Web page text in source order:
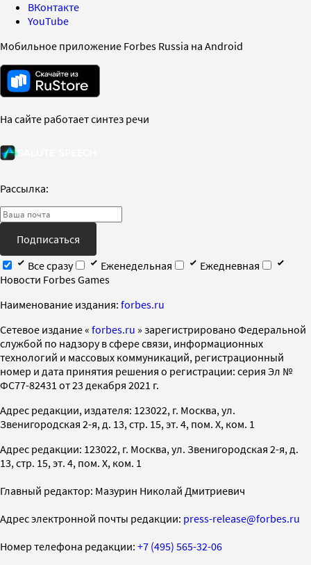
ВКонтакте
YouTube
Мобильное приложение Forbes Russia на Android
На сайте работает синтез речи
Рассылка:
Подписаться
Все сразу
Еженедельная
Ежедневная
Новости Forbes Games
Наименование издания: forbes.ru
Cетевое издание « forbes.ru » зарегистрировано Федеральной
службой по надзору в сфере связи, информационных
технологий и массовых коммуникаций, регистрационный
номер и дата принятия решения о регистрации: серия Эл №
ФС77-82431 от 23 декабря 2021 г.
Адрес редакции, издателя: 123022, г. Москва, ул.
Звенигородская 2-я, д. 13, стр. 15, эт. 4, пом. X, ком. 1
Адрес редакции: 123022, г. Москва, ул. Звенигородская 2-я, д.
13, стр. 15, эт. 4, пом. X, ком. 1
Главный редактор: Мазурин Николай Дмитриевич
Адрес электронной почты редакции: press-release@forbes.ru
Номер телефона редакции: +7 (495) 565-32-06